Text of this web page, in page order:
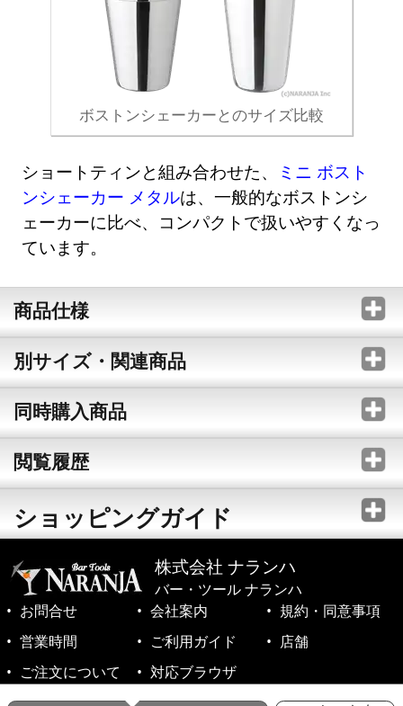
ボストンシェーカーとのサイズ比較
ショートティンと組み合わせた、
ミニ ボスト
ンシェーカー メタルは、一般的なボストンシ
ェーカーに比べ、コンパクトで扱いやすくなっ
ています。
商品仕様
別サイズ・関連商品
同時購入商品
閲覧履歴
ショッピングガイド
株式会社 ナランハ
バー・ツール ナランハ
お問合せ
会社案内
規約・同意事項
営業時間
ご利用ガイド
店舗
ご注文について
対応ブラウザ
©1999-2026 NARANJA Inc. All Rights Reserved.